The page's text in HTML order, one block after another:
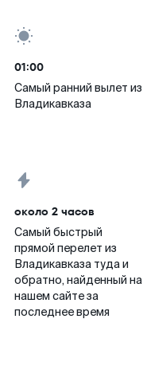
01:00
Самый ранний вылет из
Владикавказа
около 2 часов
Самый быстрый
прямой перелет из
Владикавказа туда и
обратно, найденный на
нашем сайте за
последнее время